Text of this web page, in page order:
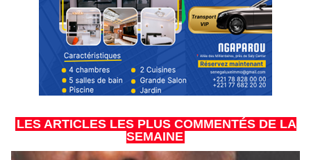
LES ARTICLES LES PLUS COMMENTÉS DE LA
SEMAINE